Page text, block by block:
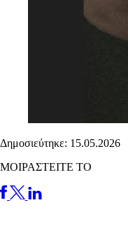
Δημοσιεύτηκε: 15.05.2026
ΜΟΙΡΑΣΤΕΙΤΕ ΤΟ